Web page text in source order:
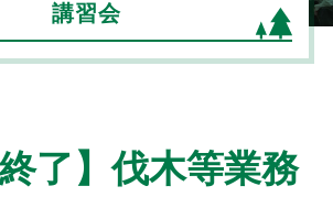
事業案内
お知らせ
講習会
終了】伐木等業務